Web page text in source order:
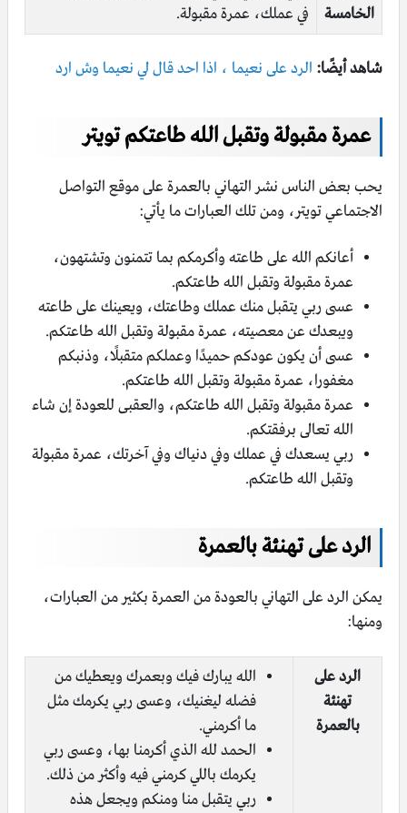
الخامسة
في عملك، عمرة مقبولة.
شاهد أيضًا: الرد على نعيما ، اذا احد قال لي نعيما وش ارد
عمرة مقبولة وتقبل الله طاعتكم تويتر
يحب بعض الناس نشر التهاني بالعمرة على موقع التواصل
الاجتماعي تويتر، ومن تلك العبارات ما يأتي:
أعانكم الله على طاعته وأكرمكم بما تتمنون وتشتهون،
عمرة مقبولة وتقبل الله طاعتكم.
عسى ربي يتقبل منك عملك وطاعتك، ويعينك على طاعته
ويبعدك عن معصيته، عمرة مقبولة وتقبل الله طاعتكم.
عسى أن يكون عودكم حميدًا وعملكم متقبلًا، وذنبكم
مغفورا، عمرة مقبولة وتقبل الله طاعتكم.
عمرة مقبولة وتقبل الله طاعتكم، والعقبى للعودة إن شاء
الله تعالى برفقتكم.
ربي يسعدك في عملك وفي دنياك وفي آخرتك، عمرة مقبولة
وتقبل الله طاعتكم.
الرد على تهنئة بالعمرة
يمكن الرد على التهاني بالعودة من العمرة بكثير من العبارات،
ومنها:
الرد على
تهنئة
بالعمرة
الله يبارك فيك وبعمرك ويعطيك من
فضله ليغنيك، وعسى ربي يكرمك مثل
ما أكرمني.
الحمد لله الذي أكرمنا بها، وعسى ربي
يكرمك باللي كرمني فيه وأكثر من ذلك.
ربي يتقبل منا ومنكم ويجعل هذه